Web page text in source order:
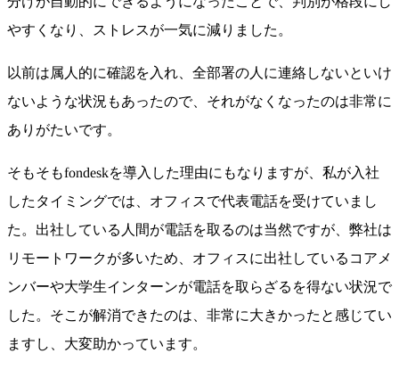
やすくなり、ストレスが一気に減りました。
以前は属人的に確認を入れ、全部署の人に連絡しないといけ
ないような状況もあったので、それがなくなったのは非常に
ありがたいです。
そもそもfondeskを導入した理由にもなりますが、私が入社
したタイミングでは、オフィスで代表電話を受けていまし
た。出社している人間が電話を取るのは当然ですが、弊社は
リモートワークが多いため、オフィスに出社しているコアメ
ンバーや大学生インターンが電話を取らざるを得ない状況で
した。そこが解消できたのは、非常に大きかったと感じてい
ますし、大変助かっています。